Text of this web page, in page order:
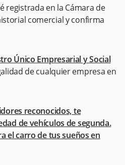
registrada en la Cámara de
comercial y confirma
Único Empresarial y Social
de cualquier empresa en
reconocidos, te
de vehículos de segunda.
el carro de tus sueños en